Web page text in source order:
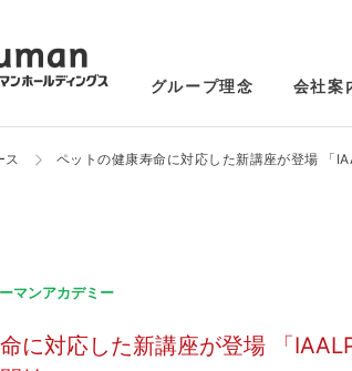
グループ理念 会社案
ス ペットの健康寿命に対応した新講座が登場 「
マンアカデミー
に対応した新講座が登場 「